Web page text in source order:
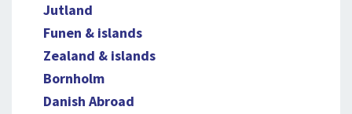
Jutland
Funen & islands
Zealand & islands
Bornholm
Danish Abroad